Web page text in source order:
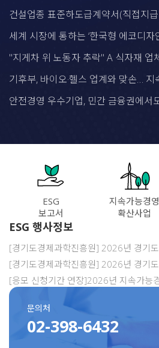
ESG
보고서
지속가능경영
확산사업
ESG 행사정보
문의처
02-398-6432